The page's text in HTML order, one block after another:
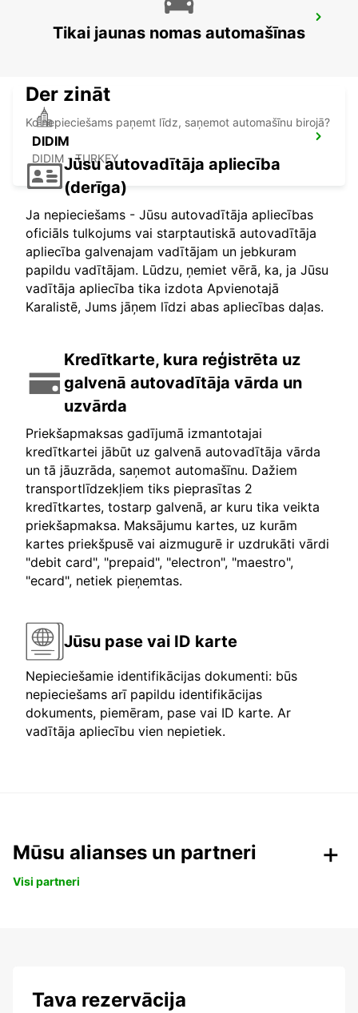
DENIZLI DOWNTOWN
DENIZLI - TURKEY
DIDIM
DIDIM - TURKEY
Tikai jaunas nomas automašīnas
Der zināt
Ko nepieciešams paņemt līdz, saņemot automašīnu birojā?
Jūsu autovadītāja apliecība
(derīga)
Ja nepieciešams - Jūsu autovadītāja apliecības
oficiāls tulkojums vai starptautiskā autovadītāja
apliecība galvenajam vadītājam un jebkuram
papildu vadītājam. Lūdzu, ņemiet vērā, ka, ja Jūsu
vadītāja apliecība tika izdota Apvienotajā
Karalistē, Jums jāņem līdzi abas apliecības daļas.
Kredītkarte, kura reģistrēta uz
galvenā autovadītāja vārda un
uzvārda
Priekšapmaksas gadījumā izmantotajai
kredītkartei jābūt uz galvenā autovadītāja vārda
un tā jāuzrāda, saņemot automašīnu. Dažiem
transportlīdzekļiem tiks pieprasītas 2
kredītkartes, tostarp galvenā, ar kuru tika veikta
priekšapmaksa. Maksājumu kartes, uz kurām
kartes priekšpusē vai aizmugurē ir uzdrukāti vārdi
"debit card", "prepaid", "electron", "maestro",
"ecard", netiek pieņemtas.
Jūsu pase vai ID karte
Nepieciešamie identifikācijas dokumenti: būs
nepieciešams arī papildu identifikācijas
dokuments, piemēram, pase vai ID karte. Ar
vadītāja apliecību vien nepietiek.
Mūsu alianses un partneri
Visi partneri
Tava rezervācija